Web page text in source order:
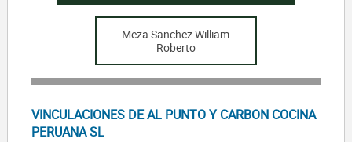
Meza Sanchez William
Roberto
VINCULACIONES DE AL PUNTO Y CARBON COCINA
PERUANA SL